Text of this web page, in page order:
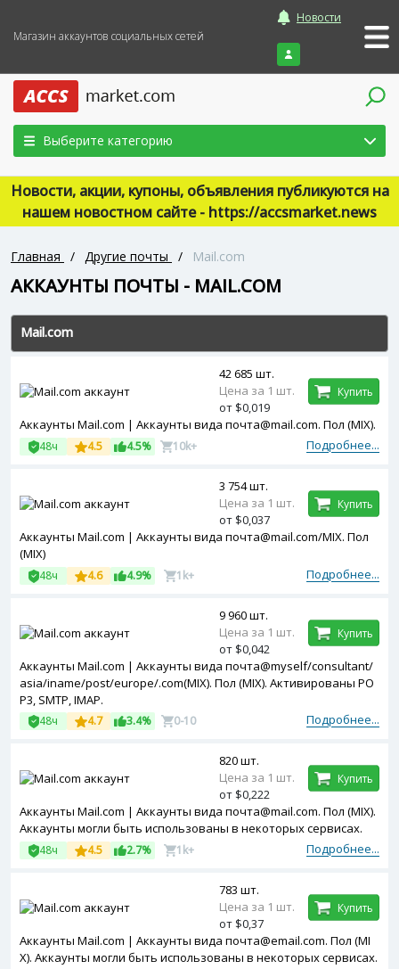
Магазин аккаунтов социальных сетей
Новости
Войти
Выберите категорию
Новости, акции, купоны, объявления публикуются на
нашем новостном сайте - https://accsmarket.news
Главная / Другие почты / Mail.com
АККАУНТЫ ПОЧТЫ - MAIL.COM
Mail.com
Аккаунты Mail.com | Аккаунты вида почта@mail.com. Пол (MIX).
Подробнее...
48ч 4.5 4.5% 10k+
42 685 шт.
Цена за 1 шт.
от $0,019
Купить
Аккаунты Mail.com | Аккаунты вида почта@mail.com/MIX. Пол
(MIX)
Подробнее...
48ч 4.6 4.9% 1k+
3 754 шт.
Цена за 1 шт.
от $0,037
Купить
Аккаунты Mail.com | Аккаунты вида почта@myself/consultant/
asia/iname/post/europe/.com(MIX). Пол (MIX). Активированы PO
P3, SMTP, IMAP.
Подробнее...
48ч 4.7 3.4% 0-10
9 960 шт.
Цена за 1 шт.
от $0,042
Купить
Аккаунты Mail.com | Аккаунты вида почта@mail.com. Пол (MIX).
Аккаунты могли быть использованы в некоторых сервисах.
Подробнее...
48ч 4.5 2.7% 1k+
820 шт.
Цена за 1 шт.
от $0,222
Купить
Аккаунты Mail.com | Аккаунты вида почта@email.com. Пол (MI
X). Аккаунты могли быть использованы в некоторых сервисах.
783 шт.
Цена за 1 шт.
от $0,37
Купить